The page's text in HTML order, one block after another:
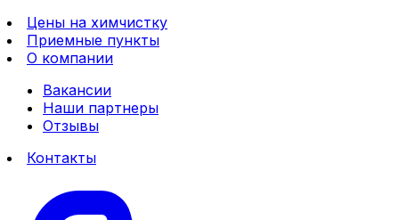
Цены на химчистку
Приемные пункты
О компании
Вакансии
Наши партнеры
Отзывы
Контакты